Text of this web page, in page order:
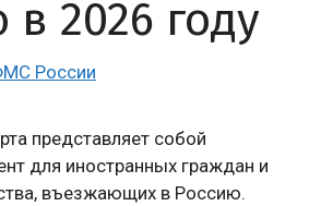
в 2026 году
России
представляет собой
для иностранных граждан и
въезжающих в Россию.